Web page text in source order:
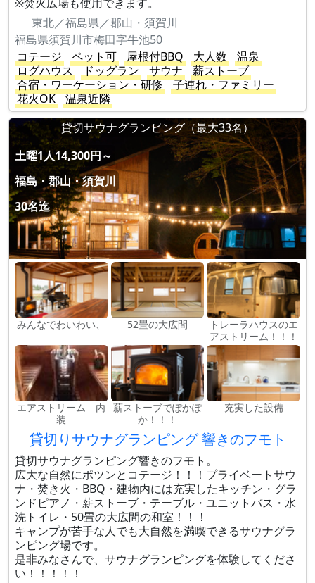
東北／福島県／郡山・須賀川
福島県須賀川市梅田字牛池50
コテージ
ペット可 屋根付BBQ 大人数
温泉
ログハウス
ドッグラン サウナ
薪ストーブ
合宿・ワーケーション・研修
子連れ・ファミリー
花火OK
温泉近隣
貸切サウナグランピング（最大33名）
土曜1人14,300円～
福島・郡山・須賀川
30名迄
みんなでわいわい、 52畳の大広間
トレーラハウスのエ
アストリーム！！！
エアストリーム 内
装
薪ストーブでぽかぽ
か！！！
充実した設備
貸切りサウナグランピング 響きのフモト
貸切サウナグランピング響きのフモト。
広大な自然にポツンとコテージ！！！プライベートサウ
ナ・焚き火・BBQ・建物内には充実したキッチン・グラ
ンドピアノ・薪ストーブ・テーブル・ユニットバス・水
洗トイレ・50畳の大広間の和室！！！
キャンプが苦手な人でも大自然を満喫できるサウナグラ
ンピング場です。
是非みなさんで、サウナグランピングを体験してくださ
い！！！！！